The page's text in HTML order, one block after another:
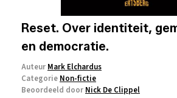
Reset. Over identiteit,
en democratie.
Auteur Mark Elchardus
Categorie Non-fictie
Beoordeeld door Nick De Clippel